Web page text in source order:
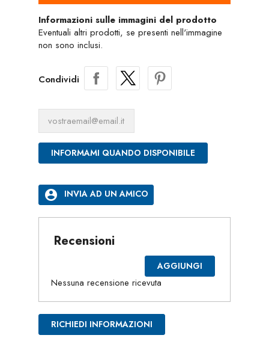
Informazioni sulle immagini del prodotto
Eventuali altri prodotti, se presenti nell'immagine
non sono inclusi.
Condividi
INFORMAMI QUANDO DISPONIBILE
account_circle INVIA AD UN AMICO
Recensioni
AGGIUNGI
Nessuna recensione ricevuta
RICHIEDI INFORMAZIONI